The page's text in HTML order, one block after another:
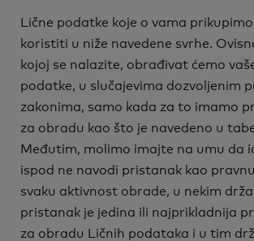
Lične podatke koje o vama
koristiti u niže navedene svrhe.
kojoj se nalazite, obrađivat ćemo
podatke, u slučajevima dozvoljenim
zakonima, samo kada za to imamo
za obradu kao što je navedeno u
Međutim, molimo imajte na umu da
ispod ne navodi pristanak kao
svaku aktivnost obrade, u nekim
pristanak je jedina ili najprikladnija
za obradu Ličnih podataka i u tim